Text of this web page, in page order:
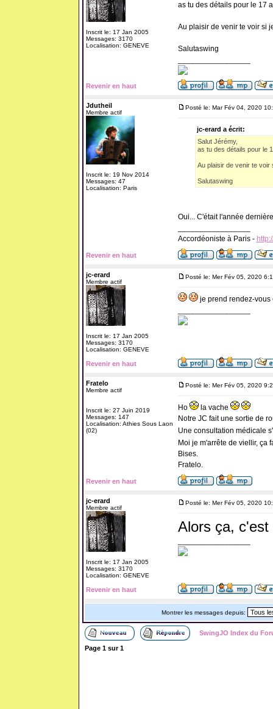
Inscrit le: 17 Jan 2005
Messages: 3170
Localisation: GENEVE
as tu des détails pour le 17
Au plaisir de venir te voir si
Salutaswing
Revenir en haut
Jdutheil
Membre actif
Inscrit le: 19 Nov 2014
Messages: 47
Localisation: Paris
Posté le: Mar Fév 04, 2020
jc-erard a écrit:
Salut Jérémy,
as tu des détails pour le
Au plaisir de venir te voir
Salutaswing
Oui... C'était l'année
Accordéoniste à Paris -
Revenir en haut
jc-erard
Membre actif
Inscrit le: 17 Jan 2005
Messages: 3170
Localisation: GENEVE
Posté le: Mer Fév 05, 2020
je prend rendez-vous
Revenir en haut
Fratelo
Membre actif
Inscrit le: 27 Juin 2019
Messages: 147
Localisation: Athies Sous Laon
(02)
Posté le: Mer Fév 05, 2020
Ho
la vache
Notre JC fait une sortie de
Une consultation médicale
Moi je m'arrête de viellir, ça
Bises.
Fratelo.
Revenir en haut
jc-erard
Membre actif
Inscrit le: 17 Jan 2005
Messages: 3170
Localisation: GENEVE
Posté le: Mer Fév 05, 2020
Alors ça, c'est
Revenir en haut
Montrer les messages depuis:
SwingJO Index du
Page 1sur1